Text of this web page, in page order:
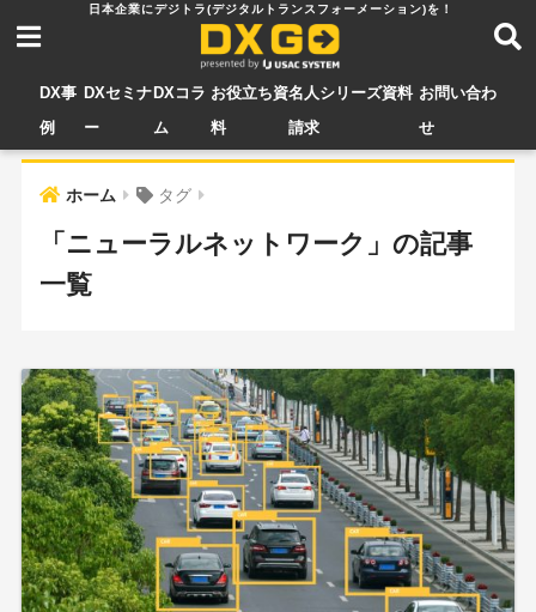
DX事
例
DXセミナ
ー
DXコラ
ム
お役立ち資
料
名人シリーズ資料
請求
お問い合わ
せ
ホーム タグ
「ニューラルネットワーク」の記事
一覧